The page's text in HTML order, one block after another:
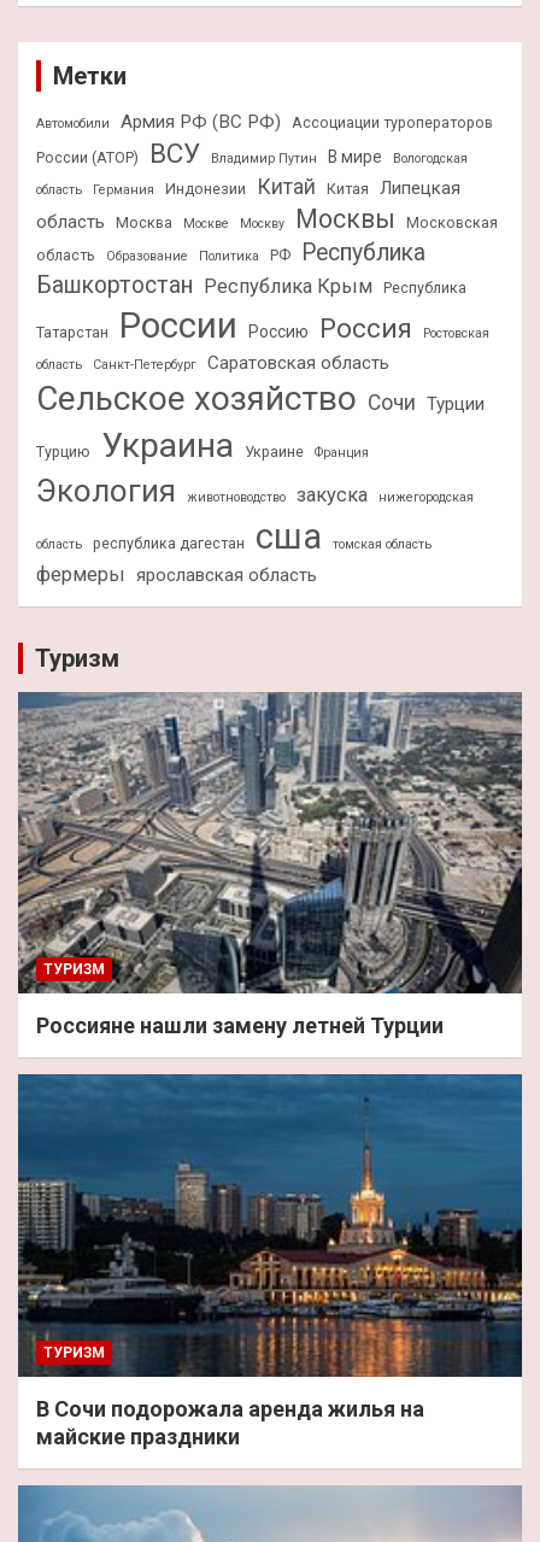
Метки
Автомобили Армия РФ (ВС РФ)
Ассоциации туроператоров
России (АТОР)
ВСУ Владимир Путин В мире
Вологодская
область
Германия Индонезии Китай Китая
Липецкая
область
Москва Москве Москву Москвы
Московская
область
Образование Политика РФ
Республика
Башкортостан Республика Крым Республика
Татарстан России Россию Россия
Ростовская
область
Санкт-Петербург Саратовская область
Сельское хозяйство Сочи Турции
Турцию Украина Украине Франция
Экология животноводство закуска нижегородская
область республика дагестан сша томская область
фермеры ярославская область
Туризм
ТУРИЗМ
Россияне нашли замену летней Турции
ТУРИЗМ
В Сочи подорожала аренда жилья на
майские праздники